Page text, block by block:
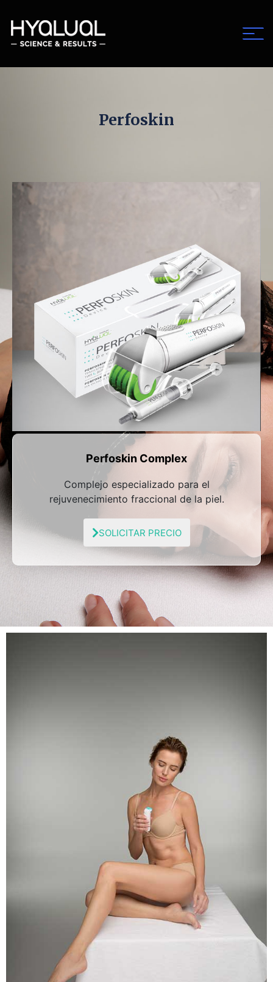
Perfoskin
Perfoskin Complex
Complejo especializado para el
rejuvenecimiento fraccional de la piel.
SOLICITAR PRECIO